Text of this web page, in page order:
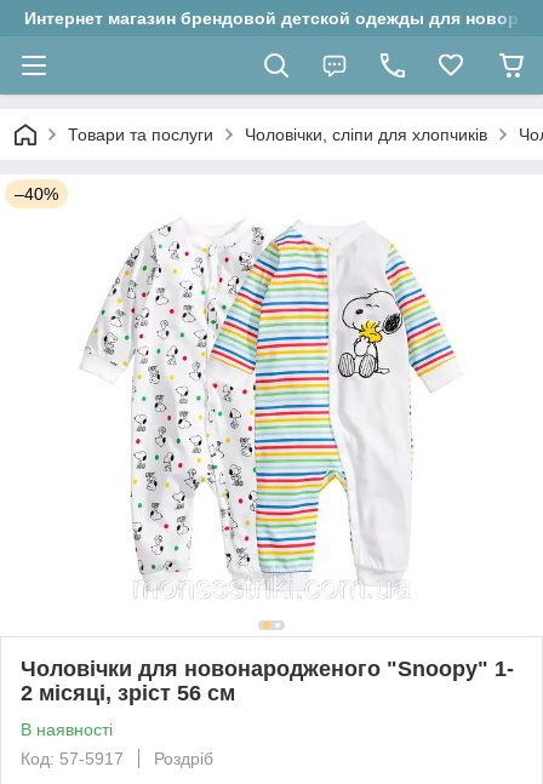
Интернет магазин брендовой детской одежды для
Товари та послуги Чоловічки, сліпи для хлопчиків
–40%
Чоловічки для новонародженого "Snoopy" 1-
2 місяці, зріст 56 см
В наявності
Код: 57-5917
Роздріб